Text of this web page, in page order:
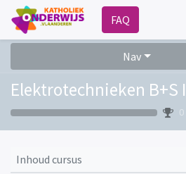
FAQ
Nav
Elektrotechnieken B+S
0
Inhoud cursus